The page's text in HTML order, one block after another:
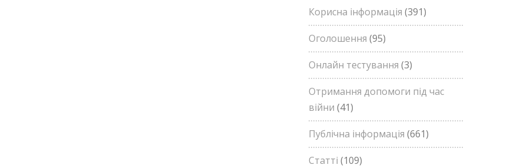
Корисна інформація (391)
Оголошення (95)
Онлайн тестування (3)
Отримання допомоги під час
війни (41)
Публічна інформація (661)
Статті (109)